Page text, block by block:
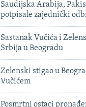
Saudijska Arabija,
potpisale zajednički
Sastanak Vučića i
Srbija u Beogradu
Zelenski stigao u
Vučićem
Posmrtni ostaci